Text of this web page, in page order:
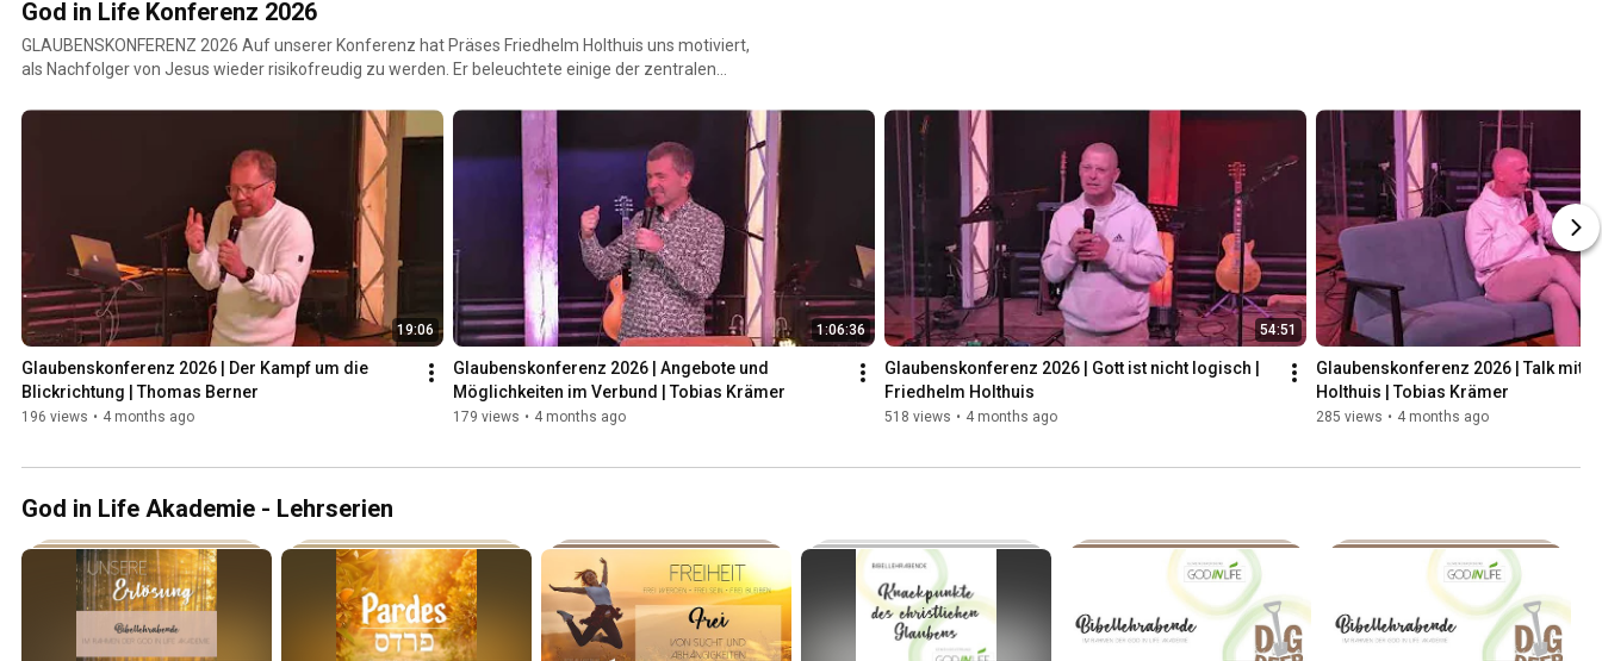
God in Life Konferenz 2026
GLAUBENSKONFERENZ 2026 Auf unserer Konferenz hat Präses Friedhelm Holthuis uns motiviert,
als Nachfolger von Jesus wieder risikofreudig zu werden. Er beleuchtete einige der zentralen
Erinnerung, wie vertrauenswürdig unser Gott ist: Der, an den wir glauben, ist tatsächlich
Menschen befähigen möchte, geistliches Leben alltagsnah, authentisch und gemeinschaftlich zu
gestalten. Mehr Infos findest du auf unserer Website: https://www.godinlife.de
19:06
Glaubenskonferenz 2026 | Der Kampf um die
Blickrichtung | Thomas Berner
196 views • 4 months ago
1:06:36
Glaubenskonferenz 2026 | Angebote und
Möglichkeiten im Verbund | Tobias Krämer
179 views • 4 months ago
54:51
Glaubenskonferenz 2026 | Gott ist nicht logisch |
Friedhelm Holthuis
518 views • 4 months ago
Glaubenskonferenz 2026 | Talk mit
Holthuis | Tobias Krämer
285 views • 4 months ago
God in Life Akademie - Lehrserien